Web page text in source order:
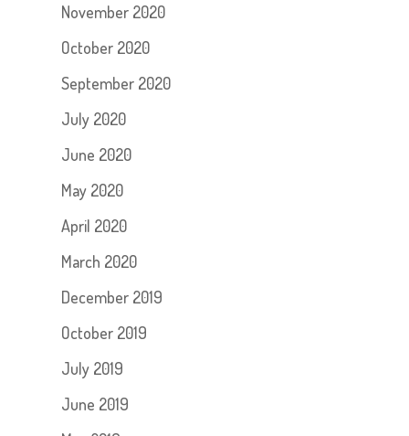
November 2020
October 2020
September 2020
July 2020
June 2020
May 2020
April 2020
March 2020
December 2019
October 2019
July 2019
June 2019